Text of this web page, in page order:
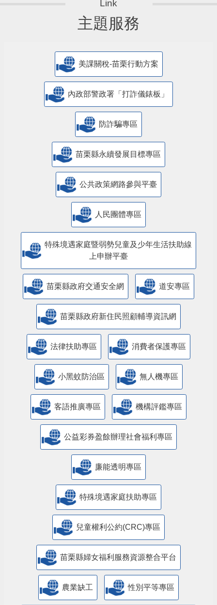
主題服務
美課關稅-苗栗行動方案
內政部警政署「打詐儀錶板」
防詐騙專區
苗栗縣永續發展目標專區
公共政策網路參與平臺
人民團體專區
特殊境遇家庭暨弱勢兒童及少年生活扶助線
上申辦平臺
苗栗縣政府交通安全網 道安專區
苗栗縣政府新住民照顧輔導資訊網
法律扶助專區 消費者保護專區
小黑蚊防治區 無人機專區
客語推廣專區 機構評鑑專區
公益彩券盈餘辦理社會福利專區
廉能透明專區
特殊境遇家庭扶助專區
兒童權利公約(CRC)專區
苗栗縣婦女福利服務資源整合平台
農業缺工 性別平等專區